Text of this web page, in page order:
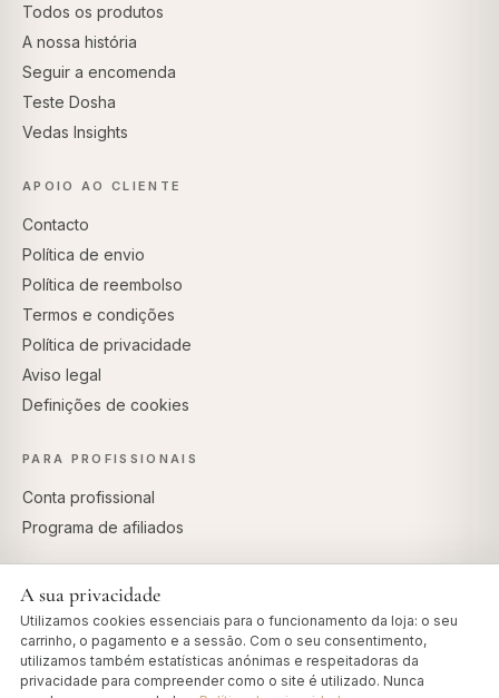
Todos os produtos
A nossa história
Seguir a encomenda
Teste Dosha
Vedas Insights
APOIO AO CLIENTE
Contacto
Política de envio
Política de reembolso
Termos e condições
Política de privacidade
Aviso legal
Definições de cookies
PARA PROFISSIONAIS
Conta profissional
Programa de afiliados
PAGAMENTOS SEGUROS
A sua privacidade
Utilizamos cookies essenciais para o funcionamento da loja: o seu
carrinho, o pagamento e a sessão. Com o seu consentimento,
utilizamos também estatísticas anónimas e respeitadoras da
privacidade para compreender como o site é utilizado. Nunca